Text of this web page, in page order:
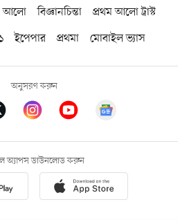
আলো বিজ্ঞানচিন্তা
প্রথম আলো ট্রাস্ট
ইপেপার প্রথমা মোবাইল ভ্যাস
অনুসরণ করুন
অ্যাপস ডাউনলোড করুন